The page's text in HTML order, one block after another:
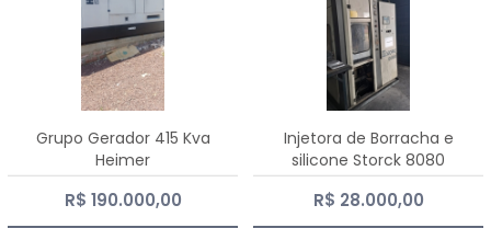
Grupo Gerador 415 Kva
Heimer
R$ 190.000,00
Injetora de Borracha e
silicone Storck 8080
R$ 28.000,00